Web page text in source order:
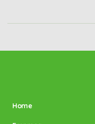
Home